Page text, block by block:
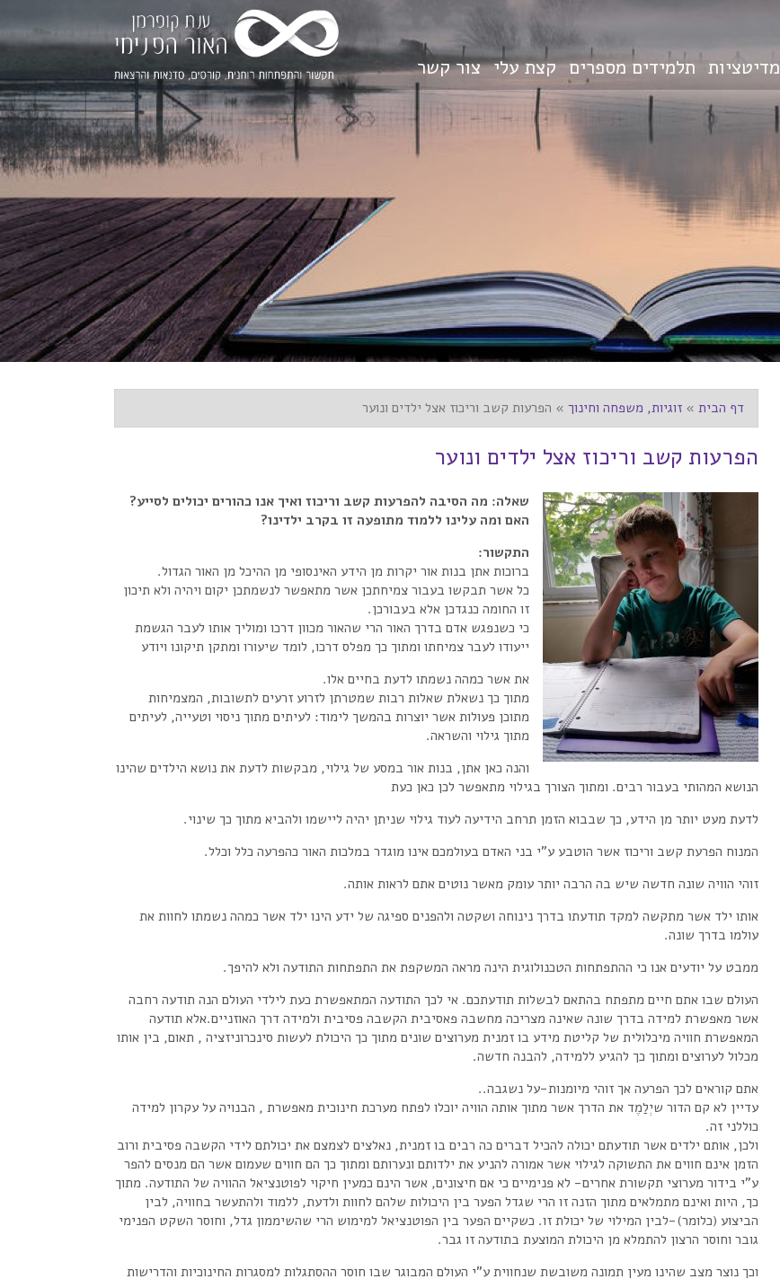
מדיטציות תלמידים מספרים קצת עלי צור קשר
דף הבית »זוגיות, משפחה וחינוך » הפרעות קשב וריכוז אצל ילדים ונוער
הפרעות קשב וריכוז אצל ילדים ונוער
שאלה: מה הסיבה להפרעות קשב וריכוז ואיך אנו כהורים יכולים לסייע?
האם ומה עלינו ללמוד מתופעה זו בקרב ילדינו?
התקשור:
ברוכות אתן בנות אור יקרות מן הידע האינסופי מן ההיכל מן האור הגדול.
כל אשר תבקשו בעבור צמיחתכן אשר מתאפשר לנשמתכן יקום ויהיה ולא תיכון
זו החומה כנגדכן אלא בעבורכן.
כי כשנפגש אדם בדרך האור הרי שהאור מכוון דרכו ומוליך אותו לעבר הגשמת
ייעודו לעבר צמיחתו ומתוך כך מפלס דרכו, לומד שיעורו ומתקן תיקונו ויודע
את אשר כמהה נשמתו לדעת בחיים אלו.
מתוך כך נשאלת שאלות רבות שמטרתן לזרוע זרעים לתשובות, המצמיחות
מתוכן פעולות אשר יוצרות בהמשך לימוד: לעיתים מתוך ניסוי וטעייה, לעיתים
מתוך גילוי והשראה.
והנה כאן אתן, בנות אור במסע של גילוי, מבקשות לדעת את נושא הילדים שהינו
הנושא המהותי בעבור רבים. ומתוך הצורך בגילוי מתאפשר לכן כאן כעת
לדעת מעט יותר מן הידע, כך שבבוא הזמן תרחב הידיעה לעוד גילוי שניתן יהיה ליישמו ולהביא מתוך כך שינוי.
המנוח הפרעת קשב וריכוז אשר הוטבע ע”י בני האדם בעולמכם אינו מוגדר במלכות האור כהפרעה כלל וכלל.
זוהי הוויה שונה חדשה שיש בה הרבה יותר עומק מאשר נוטים אתם לראות אותה.
אותו ילד אשר מתקשה למקד תודעתו בדרך נינוחה ושקטה ולהפנים ספיגה של ידע הינו ילד אשר כמהה נשמתו לחוות את
עולמו בדרך שונה.
ממבט על יודעים אנו כי ההתפתחות הטכנולוגית הינה מראה המשקפת את התפתחות התודעה ולא להיפך.
העולם שבו אתם חיים מתפתח בהתאם לבשלות תודעתכם. אי לכך התודעה המתאפשרת כעת לילדי העולם הנה תודעה רחבה
אשר מאפשרת למידה בדרך שונה שאינה מצריכה מחשבה פאסיבית הקשבה פסיבית ולמידה דרך האוזניים.אלא תודעה
המאפשרת חוויה מיכלולית של קליטת מידע בו זמנית מערוצים שונים מתוך כך היכולת לעשות סינכרוניזציה , תאום, בין אותו
מכלול לערוצים ומתוך כך להגיע ללמידה, להבנה חדשה.
אתם קוראים לכך הפרעה אך זוהי מיומנות-על נשגבה..
עדיין לא קם הדור שיְלַמֶד את הדרך אשר מתוך אותה הוויה יוכלו לפתח מערכת חינוכית מאפשרת , הבנויה על עקרון למידה
כוללני זה.
ולכן, אותם ילדים אשר תודעתם יכולה להכיל דברים כה רבים בו זמנית, נאלצים לצמצם את יכולתם לידי הקשבה פסיבית ורוב
הזמן אינם חווים את התשוקה לגילוי אשר אמורה להניע את ילדותם ונערותם ומתוך כך הם חווים שעמום אשר הם מנסים להפר
ע”י בידור מערוצי תקשורת אחרים- לא פנימיים כי אם חיצונים, אשר הינם כמעין חיקוי לפוטנציאל ההוויה של התודעה. מתוך
כך, היות ואינם מתמלאים מתוך הזנה זו הרי שגדל הפער בין היכולות שלהם לחוות ולדעת, ללמוד ולהתעשר בחוויה, לבין
הביצוע (כלומר)-לבין המילוי של יכולת זו. כשקיים הפער בין הפוטנציאל למימוש הרי שהשיממון גדל, וחוסר השקט הפנימי
גובר וחוסר הרצון להתמלא מן היכולת המוצעת בתודעה זו גבר.
וכך נוצר מצב שהינו מעין תמונה משובשת שנחווית ע”י העולם המבוגר שבו חוסר ההסתגלות למסגרות החינוכיות והדרישות